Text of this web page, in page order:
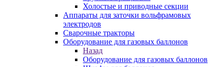
Холостые и приводные секции
Аппараты для заточки вольфрамовых
электродов
Сварочные тракторы
Оборудование для газовых баллонов
Назад
Оборудование для газовых баллонов